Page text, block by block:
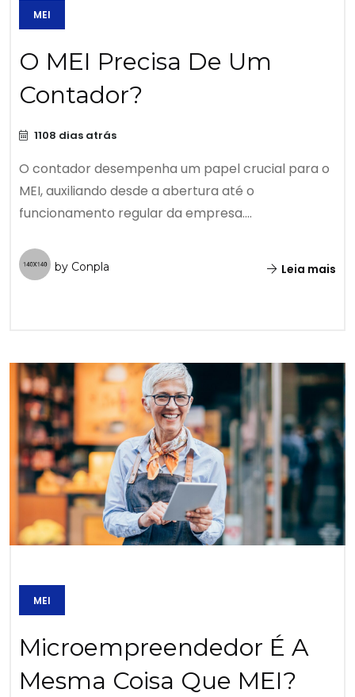
MEI
O MEI Precisa De Um
Contador?
1108 dias atrás
O contador desempenha um papel crucial para o
MEI, auxiliando desde a abertura até o
funcionamento regular da empresa....
by Conpla Leia mais
MEI
Microempreendedor É A
Mesma Coisa Que MEI?